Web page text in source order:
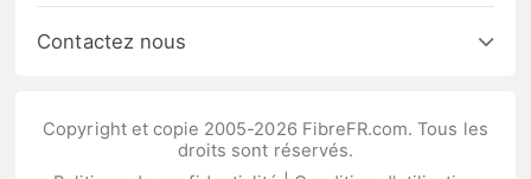
Contactez nous
Copyright et copie 2005-2026 FibreFR.com. Tous les
droits sont réservés.